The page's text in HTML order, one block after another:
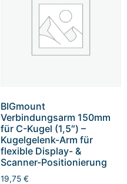
BIGmount
Verbindungsarm 150mm
für C-Kugel (1,5″) –
Kugelgelenk-Arm für
flexible Display- &
Scanner-Positionierung
19,75 €